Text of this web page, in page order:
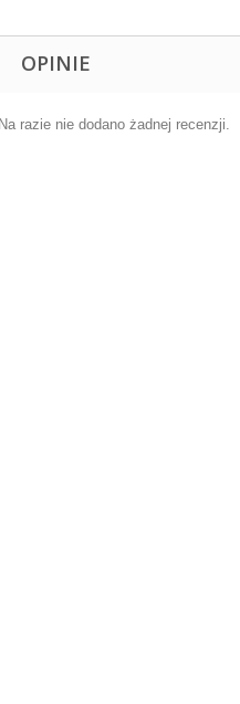
OPINIE
Na razie nie dodano żadnej recenzji.